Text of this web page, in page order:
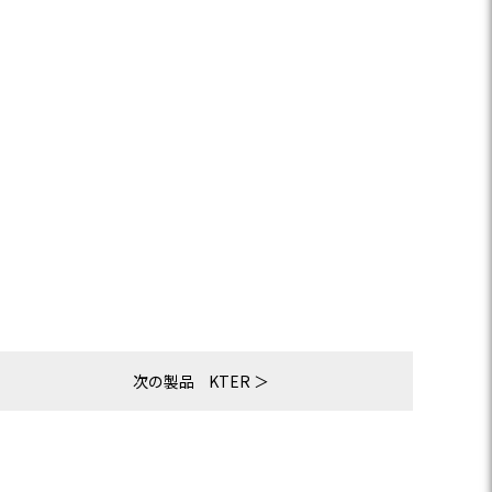
次の製品 KTER